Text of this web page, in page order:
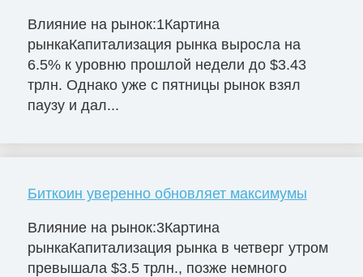
Влияние на рынок:1Картина
рынкаКапитализация рынка выросла на
6.5% к уровню прошлой недели до $3.43
трлн. Однако уже с пятницы рынок взял
паузу и дал...
Биткоин уверенно обновляет максимумы
Влияние на рынок:3Картина
рынкаКапитализация рынка в четверг утром
превышала $3.5 трлн., позже немного